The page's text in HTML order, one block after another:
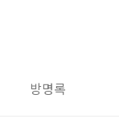
방명록